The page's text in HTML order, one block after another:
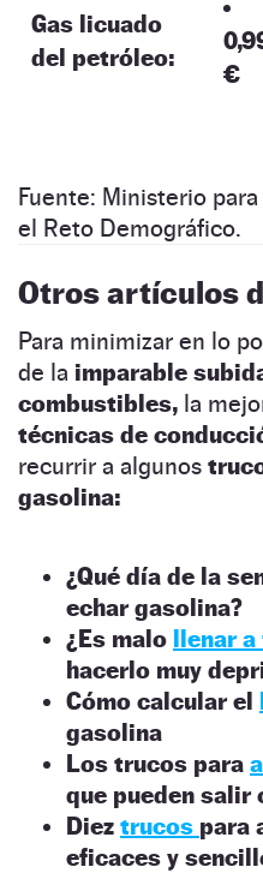
Gas licuado
del petróleo:
€
Fuente: Ministerio
el Reto Demográfico.
Otros artículos
Para minimizar en lo
de la imparable
combustibles, la
técnicas de
recurrir a algunos
gasolina:
¿Qué día de la
echar gasolina?
¿Es malo llenar
hacerlo muy
Cómo calcular el
gasolina
Los trucos para
que pueden salir
Diez trucos para
eficaces y